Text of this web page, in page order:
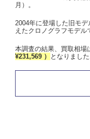
月）。
2004年に登場した旧モ
えたクロノグラフモデル
本調査の結果、買取相場
¥231,569 ）
となりました